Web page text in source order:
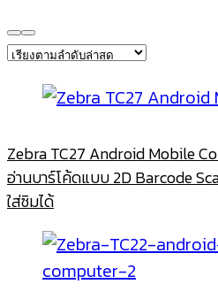
Zebra TC27 Android Mobile
อ่านบาร์โค้ดแบบ 2D Barcode
ใส่ซิมได้